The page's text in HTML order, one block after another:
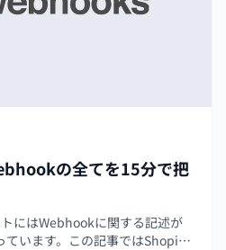
の全てを15分で把
にはWebhookに関する記述が
ています。この記事ではShopify